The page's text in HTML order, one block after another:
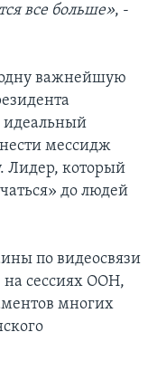
все больше», -
важнейшую
идеальный
мессидж
Лидер, который
до людей
по видеосвязи
сессиях ООН,
многих